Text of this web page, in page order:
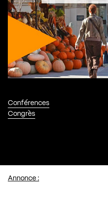
Conférences
Congrès
Annonce :